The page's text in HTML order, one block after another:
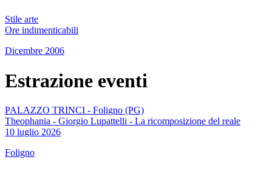
Stile arte
Ore indimenticabili
Dicembre 2006
Estrazione eventi
PALAZZO TRINCI - Foligno (PG)
Theophania - Giorgio Lupattelli - La ricomposizione del reale
10 luglio 2026
Foligno